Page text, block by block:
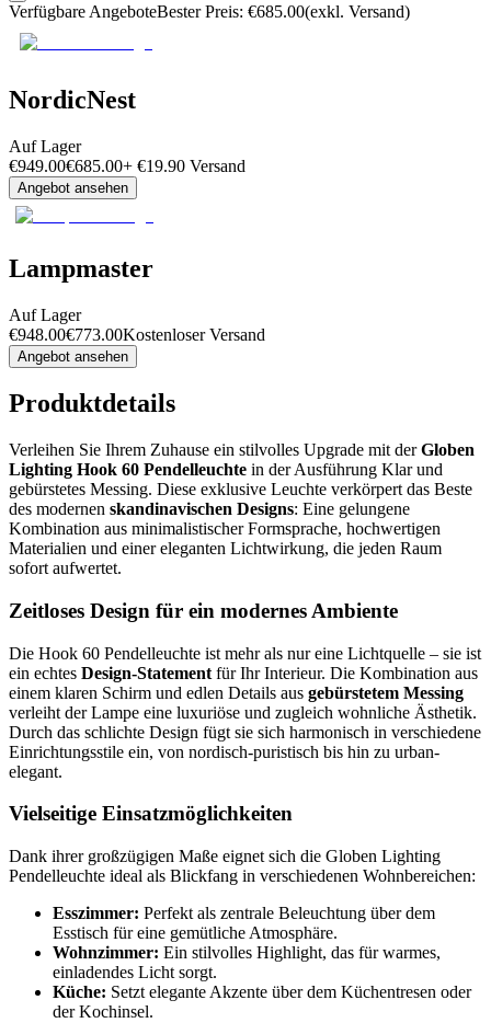
Verfügbare AngeboteBester Preis: €685.00(exkl. Versand)
NordicNest
Auf Lager
€949.00€685.00+ €19.90 Versand
Angebot ansehen
Lampmaster
Auf Lager
€948.00€773.00Kostenloser Versand
Angebot ansehen
Produktdetails
Verleihen Sie Ihrem Zuhause ein stilvolles Upgrade mit derGloben
Lighting Hook 60 Pendelleuchte in der Ausführung Klar und
gebürstetes Messing. Diese exklusive Leuchte verkörpert das Beste
des modernen skandinavischen Designs: Eine gelungene
Kombination aus minimalistischer Formsprache, hochwertigen
Materialien und einer eleganten Lichtwirkung, die jeden Raum
sofort aufwertet.
Zeitloses Design für ein modernes Ambiente
Die Hook 60 Pendelleuchte ist mehr als nur eine Lichtquelle – sie ist
ein echtes Design-Statement für Ihr Interieur. Die Kombination aus
einem klaren Schirm und edlen Details aus gebürstetem Messing
verleiht der Lampe eine luxuriöse und zugleich wohnliche Ästhetik.
Durch das schlichte Design fügt sie sich harmonisch in verschiedene
Einrichtungsstile ein, von nordisch-puristisch bis hin zu urban-
elegant.
Vielseitige Einsatzmöglichkeiten
Dank ihrer großzügigen Maße eignet sich die Globen Lighting
Pendelleuchte ideal als Blickfang in verschiedenen Wohnbereichen:
Esszimmer: Perfekt als zentrale Beleuchtung über dem
Esstisch für eine gemütliche Atmosphäre.
Wohnzimmer: Ein stilvolles Highlight, das für warmes,
einladendes Licht sorgt.
Küche: Setzt elegante Akzente über dem Küchentresen oder
der Kochinsel.